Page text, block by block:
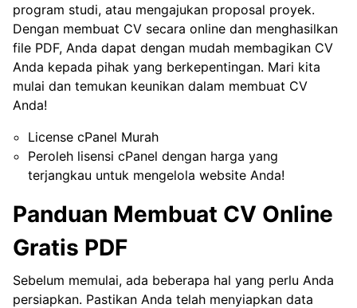
program studi, atau mengajukan proposal proyek.
Dengan membuat CV secara online dan menghasilkan
file PDF, Anda dapat dengan mudah membagikan CV
Anda kepada pihak yang berkepentingan. Mari kita
mulai dan temukan keunikan dalam membuat CV
Anda!
License cPanel Murah
Peroleh lisensi cPanel dengan harga yang
terjangkau untuk mengelola website Anda!
Panduan Membuat CV Online
Gratis PDF
Sebelum memulai, ada beberapa hal yang perlu Anda
persiapkan. Pastikan Anda telah menyiapkan data